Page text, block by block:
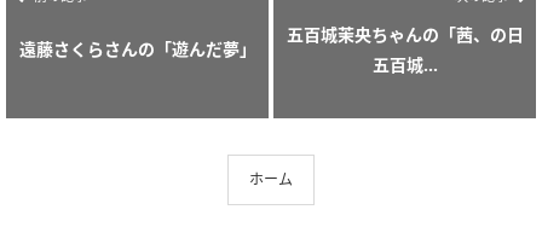
遠藤さくらさんの「遊んだ夢」
五百城茉央ちゃんの「茜、の日
五百城...
ホーム